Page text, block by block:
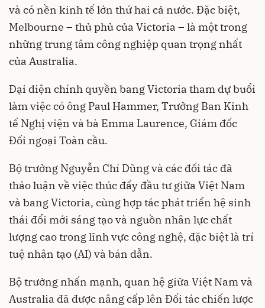
và có nền kinh tế lớn thứ hai cả nước. Đặc biệt,
Melbourne – thủ phủ của Victoria – là một trong
những trung tâm công nghiệp quan trọng nhất
của Australia.
Đại diện chính quyền bang Victoria tham dự buổi
làm việc có ông Paul Hammer, Trưởng Ban Kinh
tế Nghị viện và bà Emma Laurence, Giám đốc
Đối ngoại Toàn cầu.
Bộ trưởng Nguyễn Chí Dũng và các đối tác đã
thảo luận về việc thúc đẩy đầu tư giữa Việt Nam
và bang Victoria, cùng hợp tác phát triển hệ sinh
thái đổi mới sáng tạo và nguồn nhân lực chất
lượng cao trong lĩnh vực công nghệ, đặc biệt là trí
tuệ nhân tạo (AI) và bán dẫn.
Bộ trưởng nhấn mạnh, quan hệ giữa Việt Nam và
Australia đã được nâng cấp lên Đối tác chiến lược